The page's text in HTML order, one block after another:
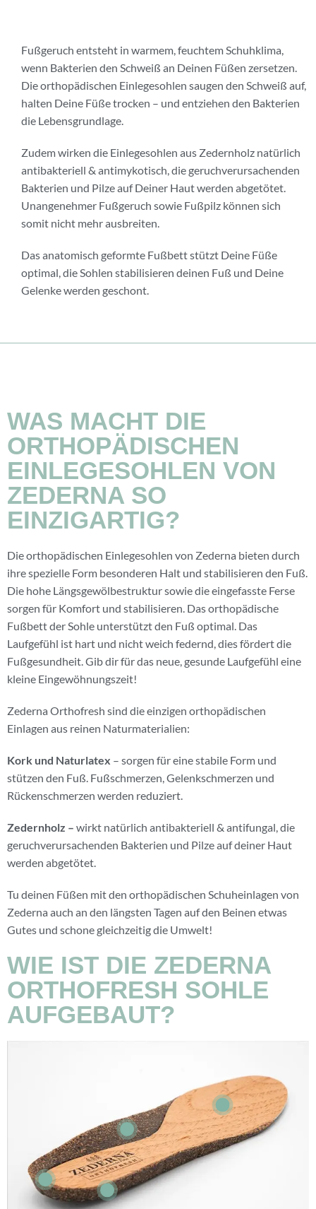
Fußgeruch entsteht in warmem, feuchtem Schuhklima,
wenn Bakterien den Schweiß an Deinen Füßen zersetzen.
Die orthopädischen Einlegesohlen saugen den Schweiß auf,
halten Deine Füße trocken – und entziehen den Bakterien
die Lebensgrundlage.
Zudem wirken die Einlegesohlen aus Zedernholz natürlich
antibakteriell & antimykotisch, die geruchverursachenden
Bakterien und Pilze auf Deiner Haut werden abgetötet.
Unangenehmer Fußgeruch sowie Fußpilz können sich
somit nicht mehr ausbreiten.
Das anatomisch geformte Fußbett stützt Deine Füße
optimal, die Sohlen stabilisieren deinen Fuß und Deine
Gelenke werden geschont.
WAS MACHT DIE
ORTHOPÄDISCHEN
EINLEGESOHLEN VON
ZEDERNA SO
EINZIGARTIG?
Die orthopädischen Einlegesohlen von Zederna bieten durch
ihre spezielle Form besonderen Halt und stabilisieren den Fuß.
Die hohe Längsgewölbestruktur sowie die eingefasste Ferse
sorgen für Komfort und stabilisieren. Das orthopädische
Fußbett der Sohle unterstützt den Fuß optimal. Das
Laufgefühl ist hart und nicht weich federnd, dies fördert die
Fußgesundheit. Gib dir für das neue, gesunde Laufgefühl eine
kleine Eingewöhnungszeit!
Zederna Orthofresh sind die einzigen orthopädischen
Einlagen aus reinen Naturmaterialien:
Kork und Naturlatex – sorgen für eine stabile Form und
stützen den Fuß. Fußschmerzen, Gelenkschmerzen und
Rückenschmerzen werden reduziert.
Zedernholz – wirkt natürlich antibakteriell & antifungal, die
geruchverursachenden Bakterien und Pilze auf deiner Haut
werden abgetötet.
Tu deinen Füßen mit den orthopädischen Schuheinlagen von
Zederna auch an den längsten Tagen auf den Beinen etwas
Gutes und schone gleichzeitig die Umwelt!
WIE IST DIE ZEDERNA
ORTHOFRESH SOHLE
AUFGEBAUT?